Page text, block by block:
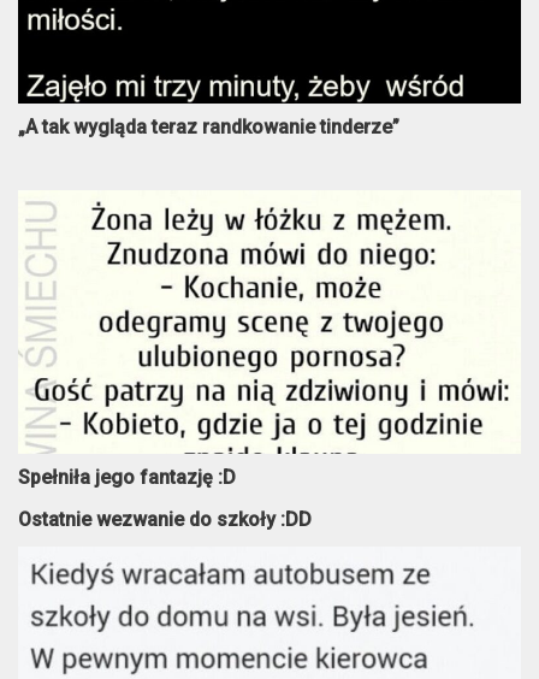
„A tak wygląda teraz randkowanie tinderze”
Spełniła jego fantazję :D
Ostatnie wezwanie do szkoły :DD